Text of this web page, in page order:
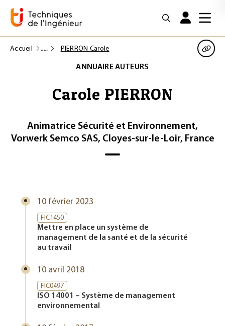
Accueil PIERRON Carole
ANNUAIRE AUTEURS
Carole PIERRON
Animatrice Sécurité et Environnement,
Vorwerk Semco SAS, Cloyes-sur-le-Loir, France
10 février 2023
FIC1450
Mettre en place un système de
management de la santé et de la sécurité
au travail
10 avril 2018
FIC0497
ISO 14001 – Système de management
environnemental